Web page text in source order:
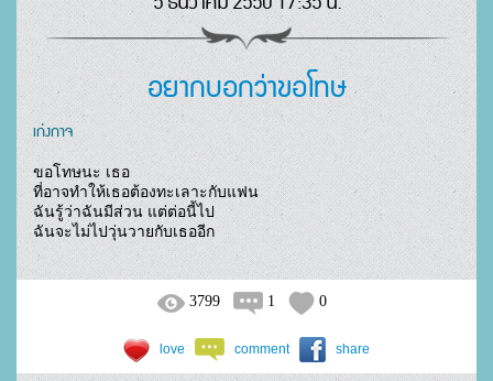
อยากบอกว่าขอโทษ
เก่งกาจ
ขอโทษนะ เธอ
ที่อาจทำให้เธอต้องทะเลาะกับแฟน
ฉันรู้ว่าฉันมีส่วน แต่ต่อนี้ไป
ฉันจะไม่ไปวุ่นวายกับเธออีก
3799 1 0
love comment share